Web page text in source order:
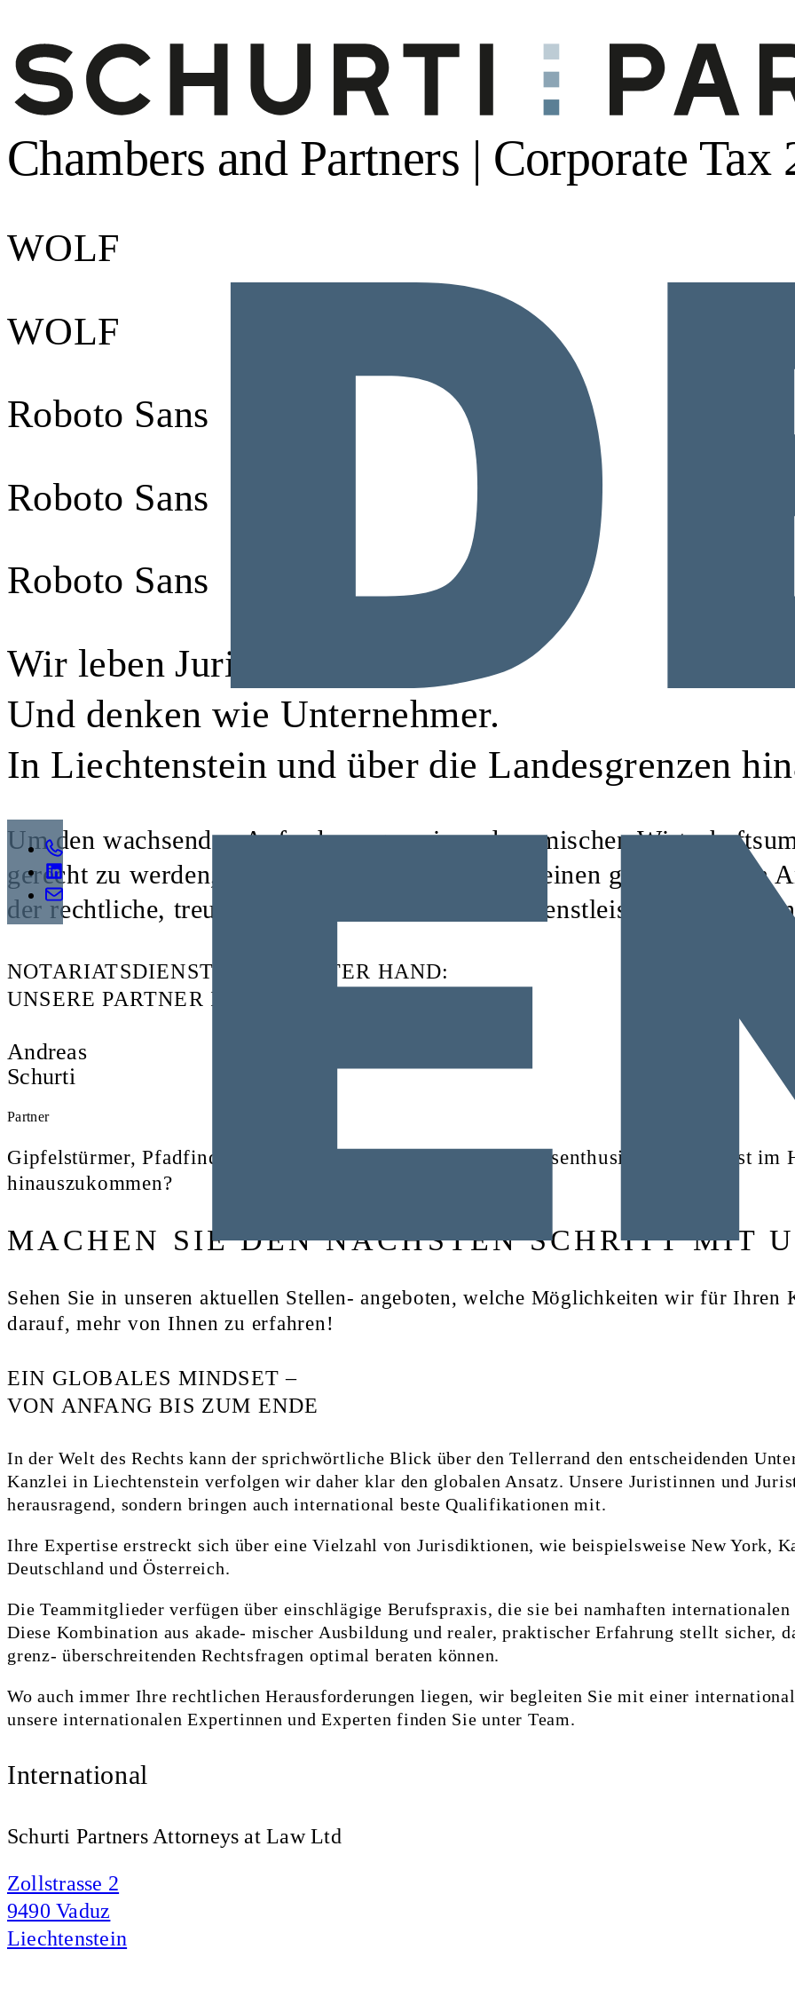
Chambers and Partners | Corporate Tax
WOLF
WOLF
Roboto Sans
Roboto Sans
Roboto Sans
Wir leben Juristerei.
Und denken wie Unternehmer.
In Liechtenstein und über die Landesgrenzen
Um den wachsenden Anforderungen eines dynamischen
gerecht zu werden, bieten wir unseren Klienten einen ganzheitlichen
der rechtliche, treuhänderische und notarielle Dienstleistungen
NOTARIATSDIENSTE AUS ERSTER HAND:
UNSERE PARTNER IN LIECHTENSTEIN
Andreas
Schurti
Partner
Gipfelstürmer, Pfadfinder, Entdecker, Wegbegleiter, Aufstiegsenthusiast? Teamgeist im
hinauszukommen?
MACHEN SIE DEN NÄCHSTEN SCHRITT MIT
Sehen Sie in unseren aktuellen Stellen- angeboten, welche Möglichkeiten wir für Ihren
darauf, mehr von Ihnen zu erfahren!
EIN GLOBALES MINDSET –
VON ANFANG BIS ZUM ENDE
In der Welt des Rechts kann der sprichwörtliche Blick über den Tellerrand den entscheidenden
Kanzlei in Liechtenstein verfolgen wir daher klar den globalen Ansatz. Unsere Juristinnen und
herausragend, sondern bringen auch international beste Qualifikationen mit.
Ihre Expertise erstreckt sich über eine Vielzahl von Jurisdiktionen, wie beispielsweise New York,
Deutschland und Österreich.
Die Teammitglieder verfügen über einschlägige Berufspraxis, die sie bei namhaften
Diese Kombination aus akade- mischer Ausbildung und realer, praktischer Erfahrung stellt sicher,
grenz- überschreitenden Rechtsfragen optimal beraten können.
Wo auch immer Ihre rechtlichen Herausforderungen liegen, wir begleiten Sie mit einer
unsere internationalen Expertinnen und Experten finden Sie unter Team.
International
Schurti Partners Attorneys at Law Ltd
Zollstrasse 2
9490 Vaduz
Liechtenstein